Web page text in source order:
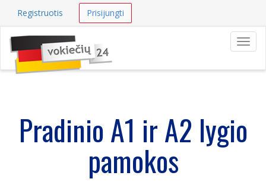
Registruotis Prisijungti
Pradinio A1 ir A2 lygio
pamokos